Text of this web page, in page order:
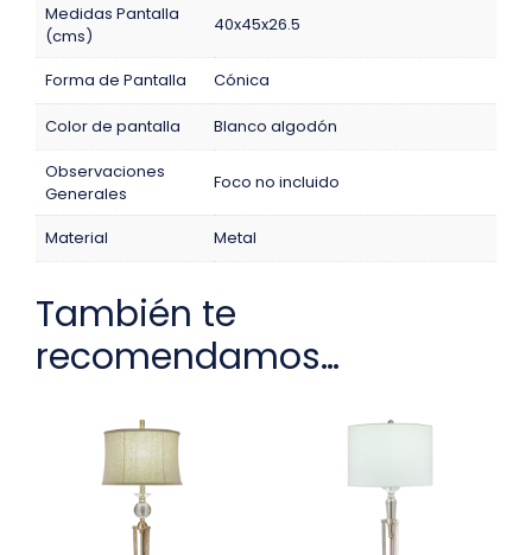
Medidas Pantalla
(cms)
40x45x26.5
Forma de Pantalla Cónica
Color de pantalla
Blanco algodón
Observaciones
Generales
Foco no incluido
Material Metal
También te
recomendamos…